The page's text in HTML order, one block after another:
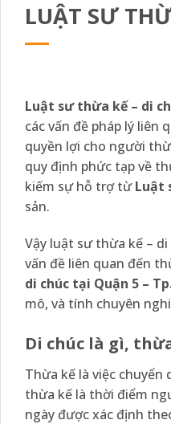
LUẬT SƯ
Luật sư thừa kế – di
các vấn đề pháp lý liên
quyền lợi cho người
quy định phức tạp về
kiếm sự hỗ trợ từLuật
sản.
Vậy luật sư thừa kế –
vấn đề liên quan đến
di chúc tại Quận 5 –
mô, và tính chuyên
Di chúc là gì,
Thừa kế là việc
thừa kế là thời điểm
ngày được xác định